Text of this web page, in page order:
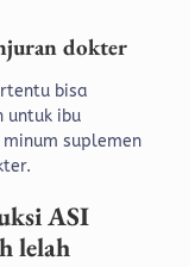
dokter
bisa
untuk ibu
suplemen
ASI
lelah